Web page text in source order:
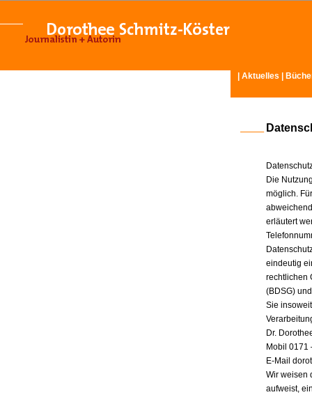
Aktuelles
Die
möglich.
erläutert
eindeutig
rechtlichen
(BDSG)
Sie
Dr.
Mobil 0171
E-Mail
Wir weisen
aufweist,